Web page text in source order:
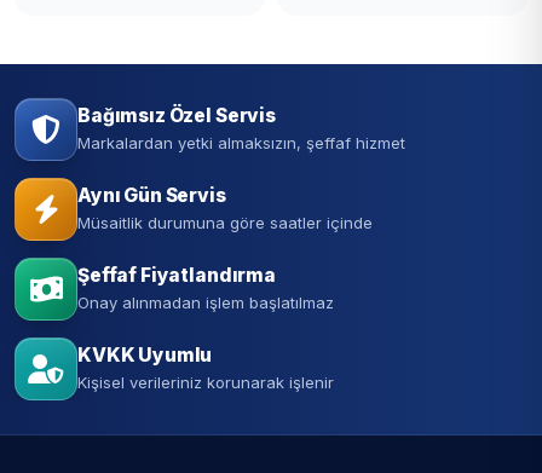
Bağımsız Özel Servis
Markalardan yetki almaksızın, şeffaf hizmet
Aynı Gün Servis
Müsaitlik durumuna göre saatler içinde
Şeffaf Fiyatlandırma
Onay alınmadan işlem başlatılmaz
KVKK Uyumlu
Kişisel verileriniz korunarak işlenir